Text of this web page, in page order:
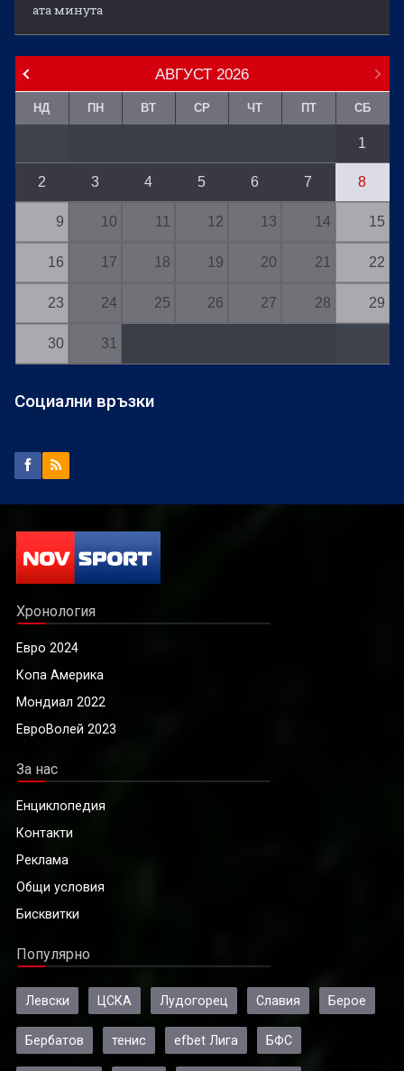
ата минута
АВГУСТ 2026
НД ПН ВТ СР ЧТ ПТ СБ
1
2 3 4 5 6 7 8
9 10 11 12 13 14 15
16 17 18 19 20 21 22
23 24 25 26 27 28 29
30 31
Социални връзки
Хронология
Евро 2024
Копа Америка
Мондиал 2022
ЕвроВолей 2023
За нас
Енциклопедия
Контакти
Реклама
Общи условия
Бисквитки
Популярно
Левски ЦСКА Лудогорец Славия Берое
Бербатов тенис efbet Лига БФС